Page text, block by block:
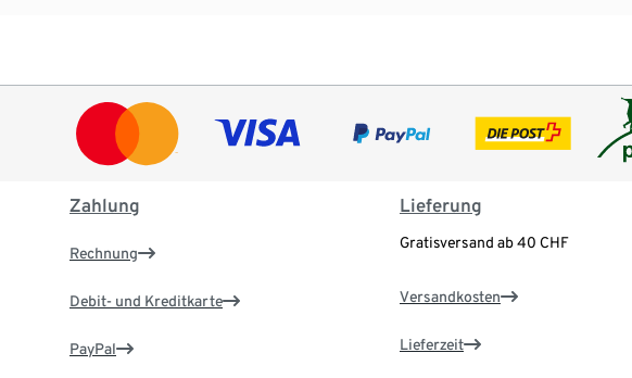
Zahlung
Rechnung
Debit- und Kreditkarte
PayPal
Lieferung
Gratisversand ab 40 CHF
Versandkosten
Lieferzeit